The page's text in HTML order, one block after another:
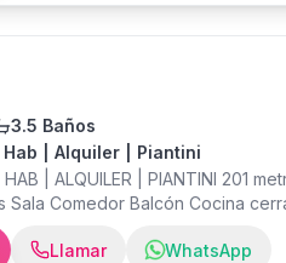
Lobby moderno
de la Ave. 27 de Febrero VENTA
3.5 Baños
| Alquiler | Piantini
HAB | ALQUILER | PIANTINI 201
Sala Comedor Balcón Cocina
Habitación de servicio con su
por piso Piscina
Llamar WhatsApp